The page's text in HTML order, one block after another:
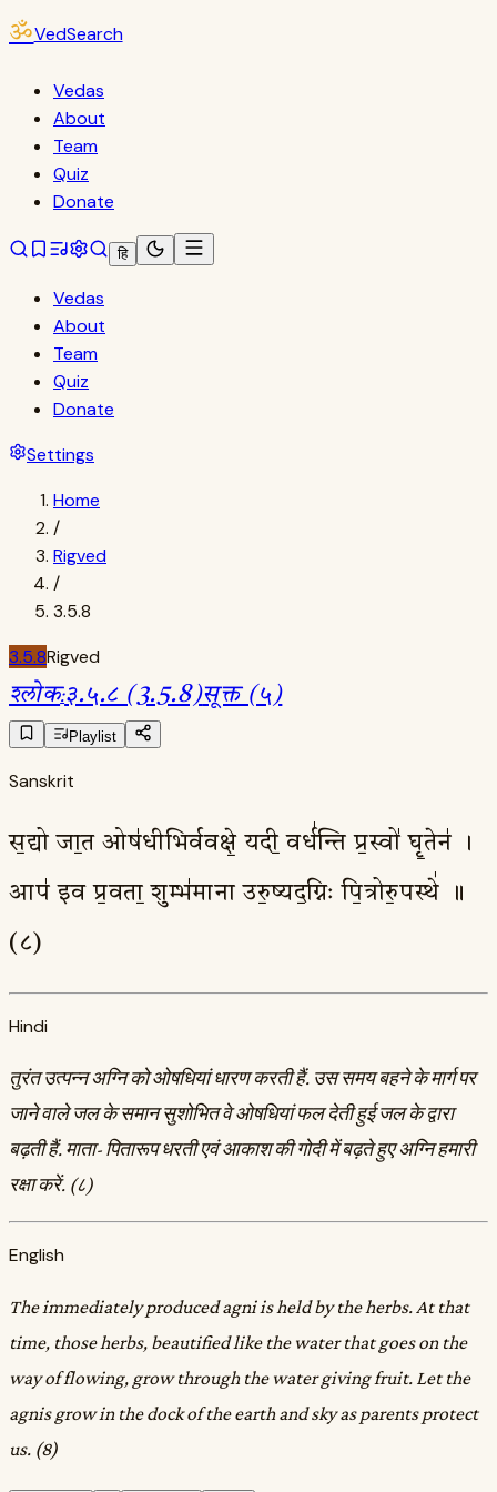
ॐVedSearch
Vedas
About
Team
Quiz
Donate
हि
Vedas
About
Team
Quiz
Donate
Settings
Home
/
Rigved
/
3.5.8
3.5.8Rigved
श्लोक:३.५.८ (3.5.8)सूक्त (५)
Playlist
Sanskrit
स॒द्यो जा॒त ओष॑धीभिर्ववक्षे॒ यदी॒ वर्ध॑न्ति प्र॒स्वो॑ घृ॒तेन॑ ।
आप॑ इव प्र॒वता॒ शुम्भ॑माना उरु॒ष्यद॒ग्निः पि॒त्रोरु॒पस्थे॑ ॥
(८)
Hindi
तुरंत उत्पन्न अग्नि को ओषधियां धारण करती हैं. उस समय बहने के मार्ग पर
जाने वाले जल के समान सुशोभित वे ओषधियां फल देती हुई जल के द्वारा
बढ़ती हैं. माता- पितारूप धरती एवं आकाश की गोदी में बढ़ते हुए अग्नि हमारी
रक्षा करें. (८)
English
The immediately produced agni is held by the herbs. At that
time, those herbs, beautified like the water that goes on the
way of flowing, grow through the water giving fruit. Let the
agnis grow in the dock of the earth and sky as parents protect
us. (8)